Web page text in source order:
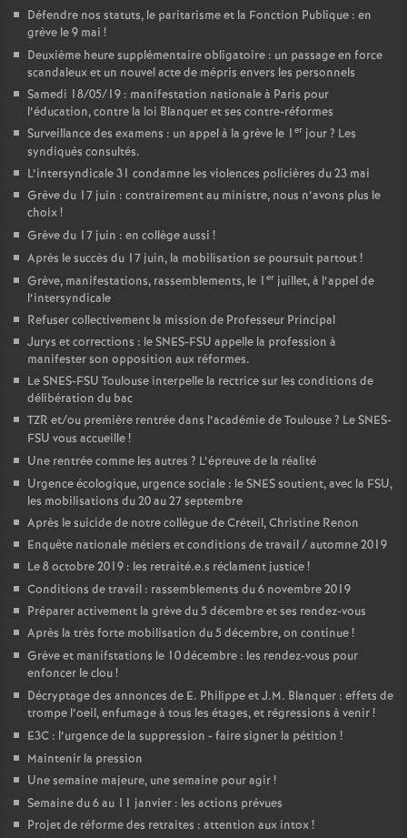
Défendre nos statuts, le paritarisme et la Fonction Publique : en
grève le 9 mai !
Deuxième heure supplémentaire obligatoire : un passage en force
scandaleux et un nouvel acte de mépris envers les personnels
Samedi 18/05/19 : manifestation nationale à Paris pour
l’éducation, contre la loi Blanquer et ses contre-réformes
Surveillance des examens : un appel à la grève le 1 er jour? Les
syndiqués consultés.
L’intersyndicale 31 condamne les violences policières du 23 mai
Grève du 17 juin : contrairement au ministre, nous n’avons plus le
choix!
Grève du 17 juin : en collège aussi !
Après le succès du 17 juin, la mobilisation se poursuit partout!
Grève, manifestations, rassemblements, le 1 er juillet, à l’appel de
l’intersyndicale
Refuser collectivement la mission de Professeur Principal
Jurys et corrections : le SNES-FSU appelle la profession à
manifester son opposition aux réformes.
Le SNES-FSU Toulouse interpelle la rectrice sur les conditions de
délibération du bac
TZR et/ou première rentrée dans l’académie de Toulouse? Le SNES-
FSU vous accueille!
Une rentrée comme les autres ? L’épreuve de la réalité
Urgence écologique, urgence sociale : le SNES soutient, avec la FSU,
les mobilisations du 20 au 27 septembre
Après le suicide de notre collègue de Créteil, Christine Renon
Enquête nationale métiers et conditions de travail / automne 2019
Le 8 octobre 2019 : les retraité.e.s réclament justice!
Conditions de travail : rassemblements du 6 novembre 2019
Préparer activement la grève du 5 décembre et ses rendez-vous
Après la très forte mobilisation du 5 décembre, on continue!
Grève et manifstations le 10 décembre : les rendez-vous pour
enfoncer le clou!
Décryptage des annonces de E. Philippe et J.M. Blanquer : effets de
trompe l’oeil, enfumage à tous les étages, et régressions à venir!
E3C : l’urgence de la suppression - faire signer la pétition !
Maintenir la pression
Une semaine majeure, une semaine pour agir!
Semaine du 6 au 11 janvier : les actions prévues
Projet de réforme des retraites : attention aux intox!